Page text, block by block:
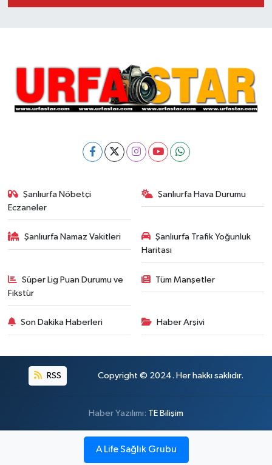
Şanlıurfa Nöbetçi
Eczaneler
Şanlıurfa Hava Durumu
Şanlıurfa Namaz Vakitleri
Şanlıurfa Trafik Yoğunluk
Haritası
Süper Lig Puan Durumu ve
Fikstür
Tüm Manşetler
Son Dakika Haberleri Haber Arşivi
RSS Copyright © 2024. Her hakkı saklıdır.
Haber Yazılımı: TE Bilişim
A Life Sağlık Grubu